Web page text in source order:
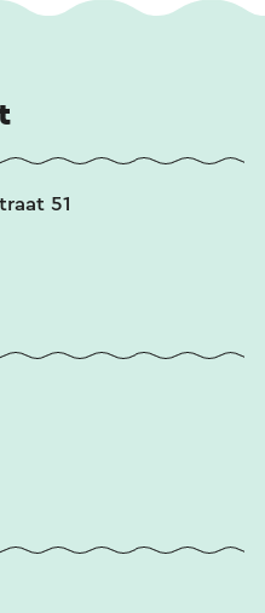
groene Wormdal.
mijnverleden van
51